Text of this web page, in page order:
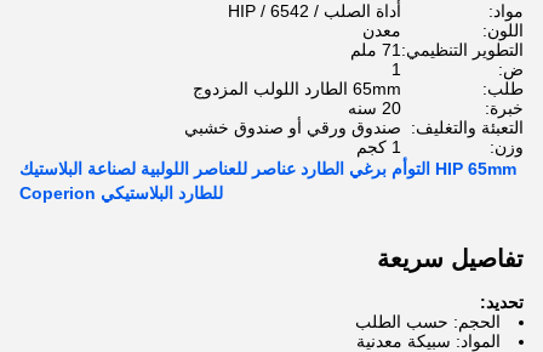
مواد:
أداة الصلب / 6542 / HIP
اللون:
معدن
التطوير التنظيمي: 71 ملم
ض:
1
طلب:
65mm الطارد اللولب المزدوج
خبرة:
20 سنه
التعبئة والتغليف:
صندوق ورقي أو صندوق خشبي
وزن:
1 كجم
HIP 65mm التوأم برغي الطارد عناصر للعناصر اللولبية لصناعة البلاستيك
للطارد البلاستيكي Coperion
تفاصيل سريعة
تحديد:
الحجم: حسب الطلب
المواد: سبيكة معدنية